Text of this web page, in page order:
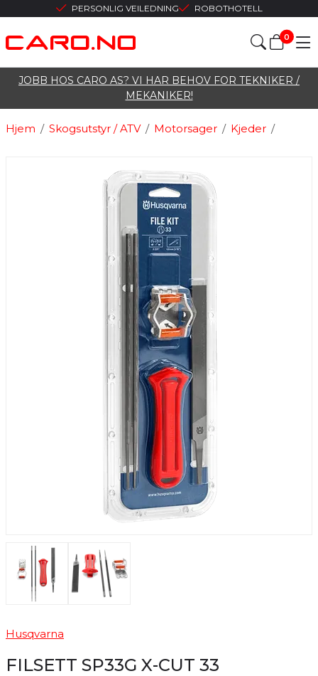
PERSONLIG VEILEDNING ROBOTHOTELL
0
JOBB HOS CARO AS? VI HAR BEHOV FOR TEKNIKER /
MEKANIKER!
/
Hjem /
Skogsutstyr / ATV /
Motorsager /
Kjeder
Husqvarna
FILSETT SP33G X-CUT 33